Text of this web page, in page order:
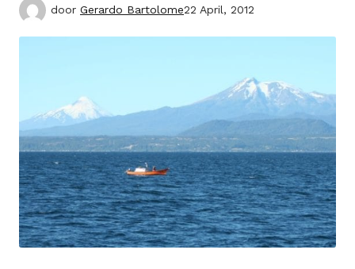
door Gerardo Bartolome22 April, 2012